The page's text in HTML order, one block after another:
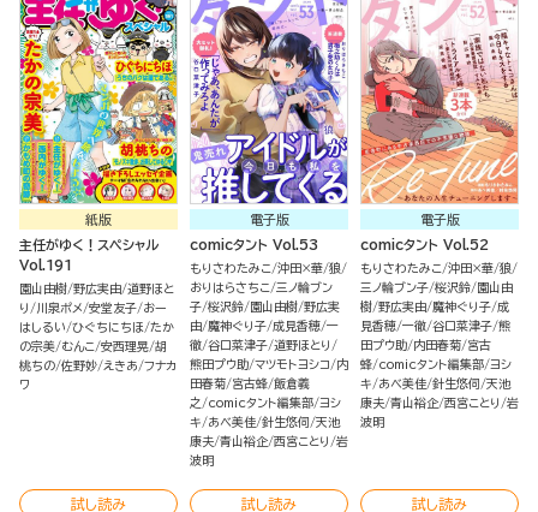
紙版
主任がゆく！スペシャル
Vol.191
園山由樹 野広実由 道野ほと
り
川泉ポメ 安堂友子 おー
はしるい ひぐちにちほ たか
の宗美 むんこ 安西理晃 胡
桃ちの 佐野妙 えきあ フナカ
ワ
試し読み
電子版
comicタント Vol.53
もりさわたみこ 沖田×華 狼
おりはらさちこ 三ノ輪ブン
子 桜沢鈴 園山由樹 野広実
由 魔神ぐり子 成見香穂 一
徹 谷口菜津子 道野ほとり
熊田プウ助 マツモトヨシコ
内
田春菊 宮古蜂 飯倉義
之
comicタント編集部 ヨシ
キ
あべ美佳 針生悠伺 天池
康夫 青山裕企 西宮ことり
岩
波明
試し読み
電子版
comicタント Vol.52
もりさわたみこ 沖田×華 狼
三ノ輪ブン子 桜沢鈴 園山由
樹 野広実由 魔神ぐり子 成
見香穂 一徹 谷口菜津子 熊
田プウ助 内田春菊 宮古
蜂 comicタント編集部 ヨシ
キ
あべ美佳 針生悠伺 天池
康夫 青山裕企 西宮ことり
岩
波明
試し読み